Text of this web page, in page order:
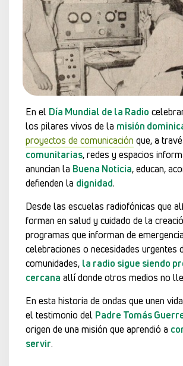
En el Día Mundial de la Radio
los pilares vivos de la misión
proyectos de comunicación que, a
comunitarias, redes y espacios
anuncian la Buena Noticia, educan,
defienden la dignidad.
Desde las escuelas radiofónicas que
forman en salud y cuidado de la
programas que informan de
celebraciones o necesidades urgentes
comunidades, la radio sigue siendo
cercana allí donde otros medios no
En esta historia de ondas que unen
el testimonio del Padre Tomás
origen de una misión que aprendió a
servir.